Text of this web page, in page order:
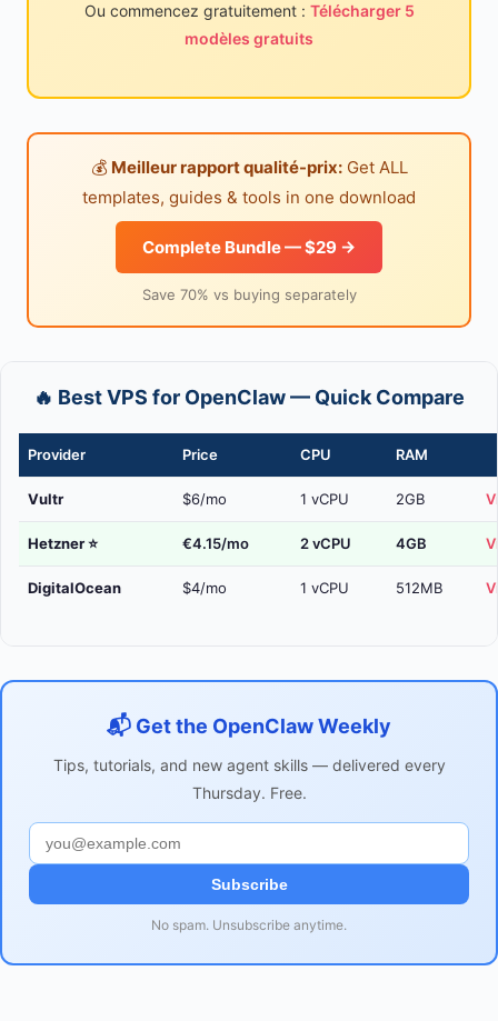
Ou commencez gratuitement : Télécharger 5
modèles gratuits
💰 Meilleur rapport qualité-prix:Get ALL
templates, guides & tools in one download
Complete Bundle — $29 →
Save 70% vs buying separately
🔥 Best VPS for OpenClaw — Quick Compare
Provider Price CPU RAM
Vultr $6/mo 1 vCPU 2GB
Hetzner⭐ €4.15/mo 2 vCPU 4GB
DigitalOcean $4/mo 1 vCPU 512MB
📬 Get the OpenClaw Weekly
Tips, tutorials, and new agent skills — delivered every
Thursday. Free.
Subscribe
No spam. Unsubscribe anytime.